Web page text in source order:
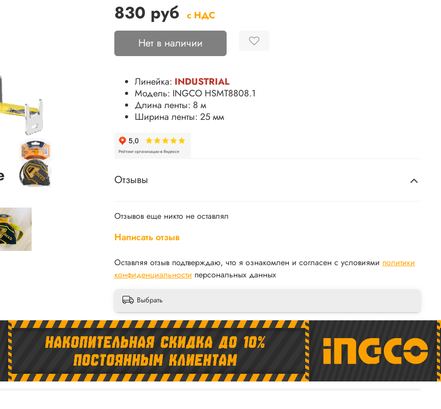
830 руб с НДС
Нет в наличии
Линейка: INDUSTRIAL
Модель: INGCO HSMT8808.1
Длина ленты: 8 м
Ширина ленты: 25 мм
Отзывы
Отзывов еще никто не оставлял
Написать отзыв
Оставляя отзыв подтверждаю, что я ознакомлен и согласен с условиями политики
конфиденциальности персональных данных
Выбрать